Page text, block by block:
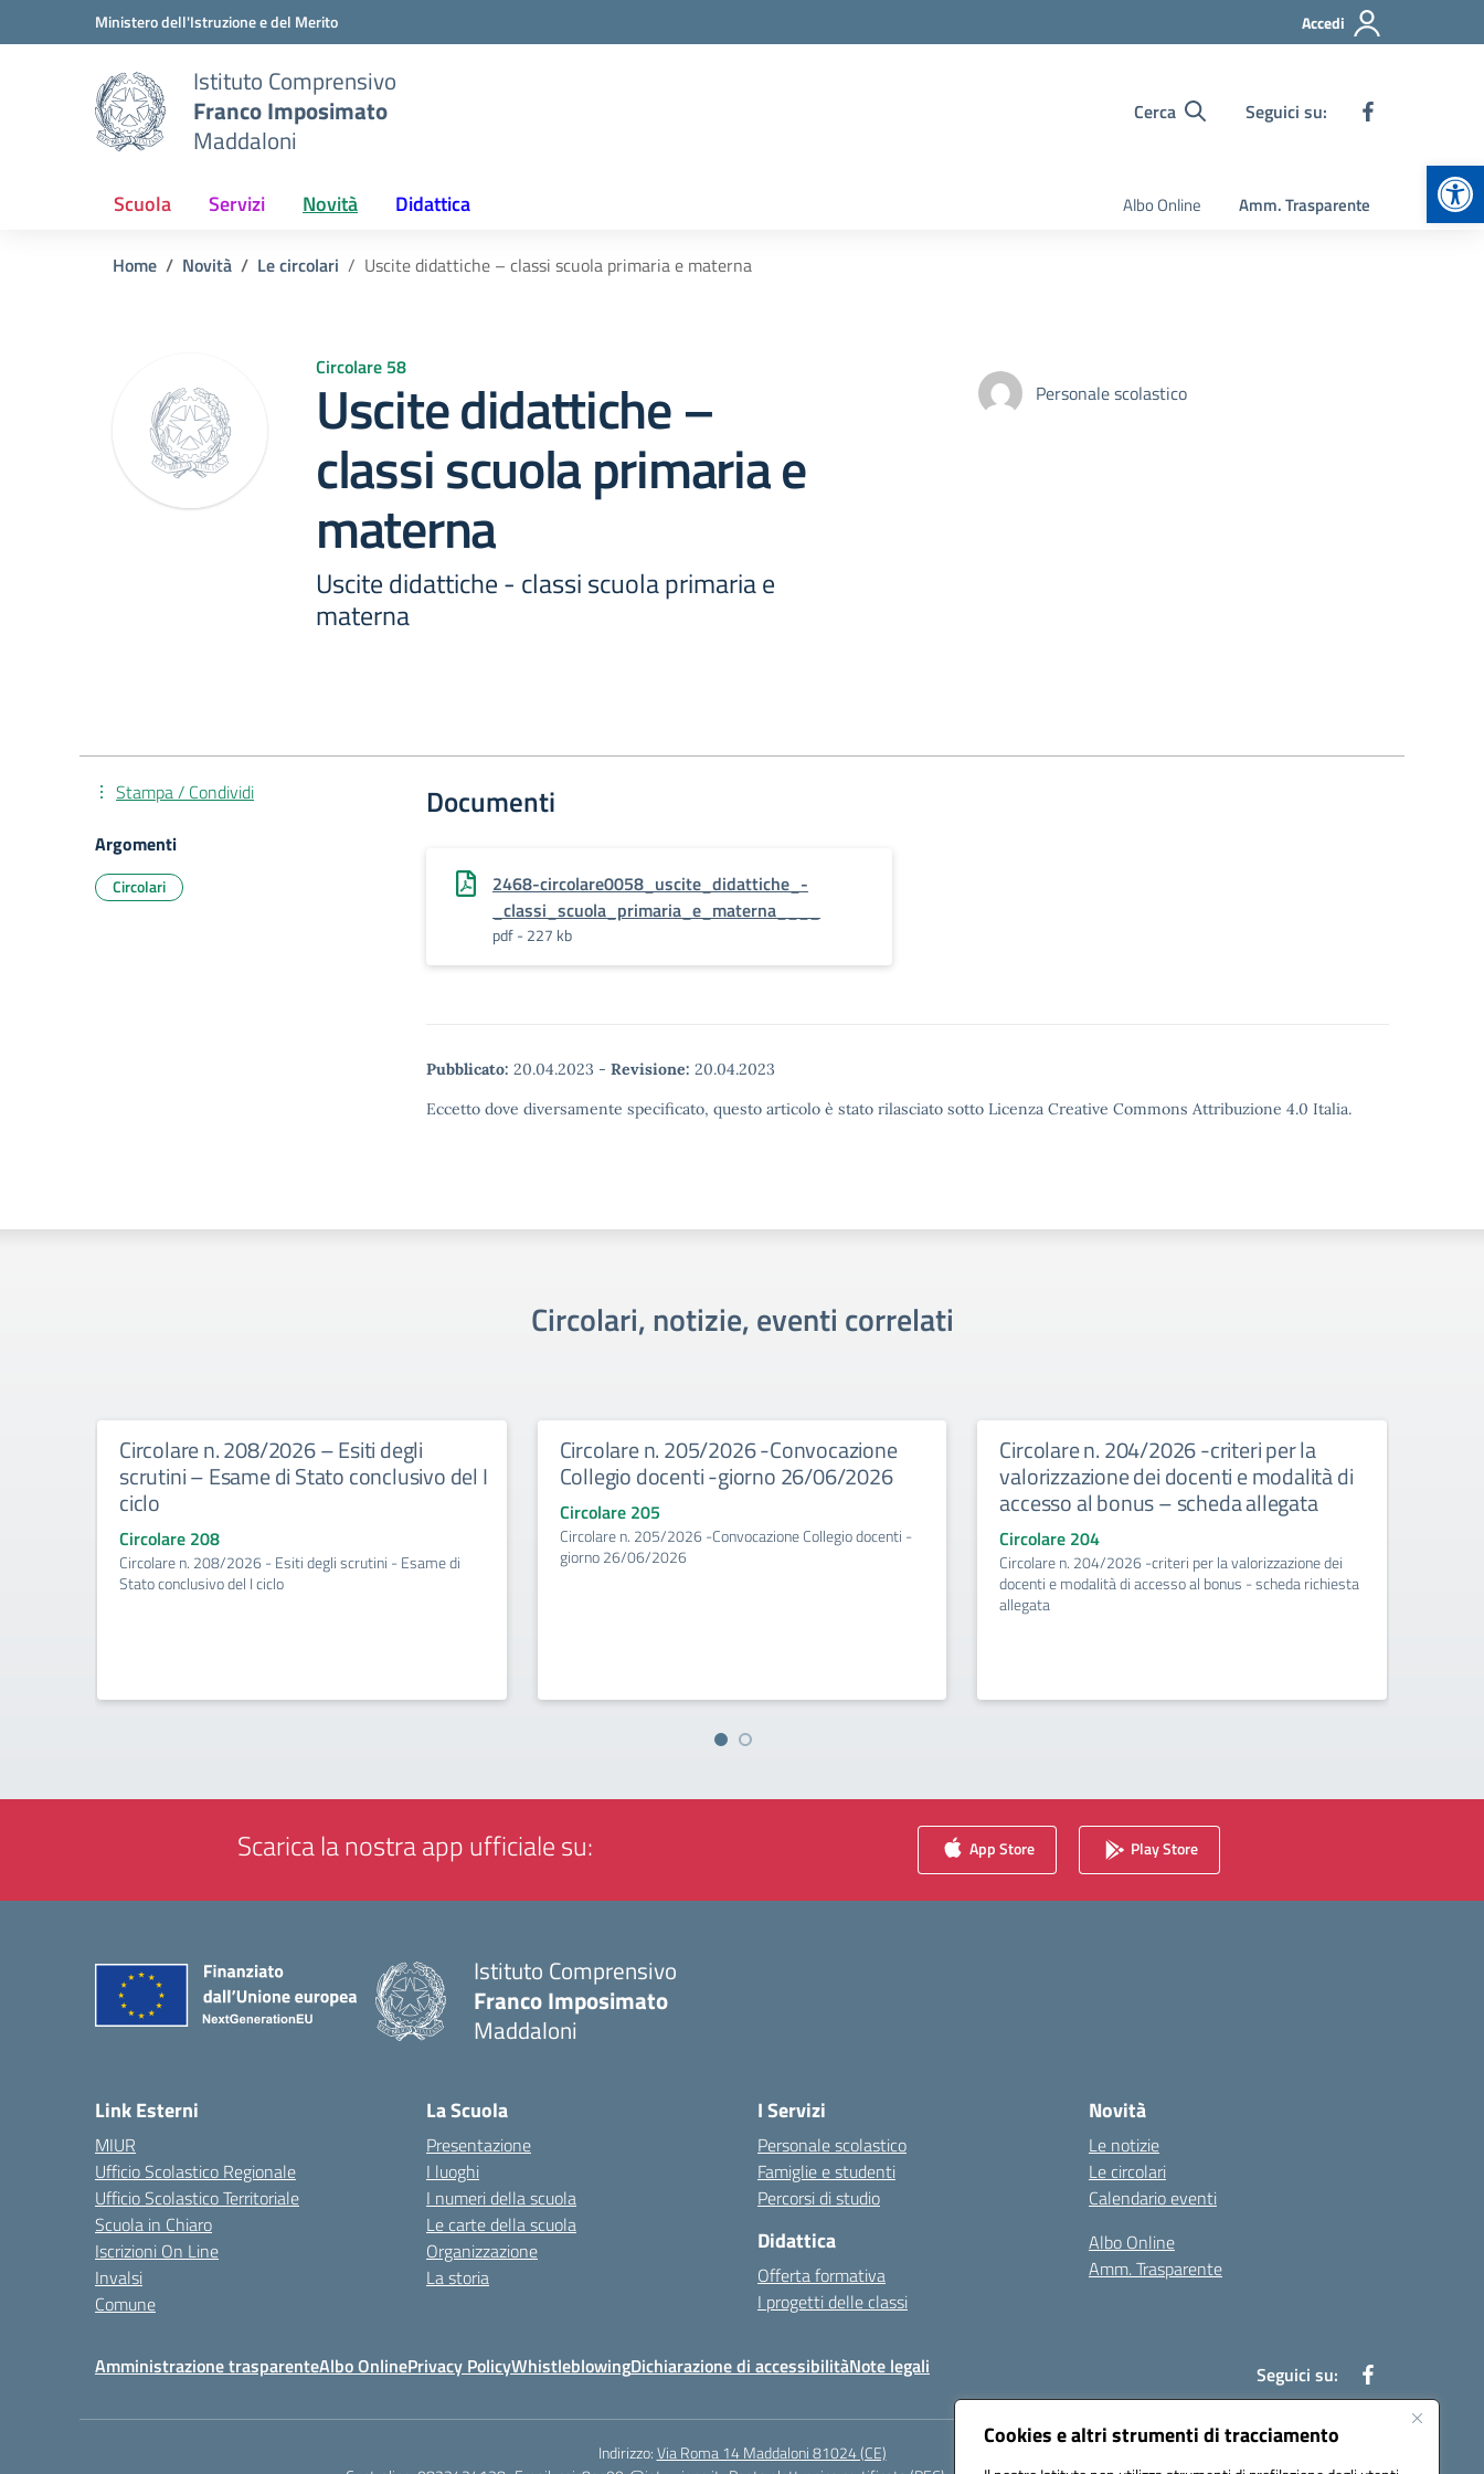
Cookies e altri strumenti di tracciamento
Vai ai contenuti
Vai al menu di navigazioneMinistero dell'Istruzione e del Merito Accedi
Istituto Comprensivo
Franco Imposimato
Maddaloni
Cerca Seguici su:
Scuola Servizi Novità Didattica Albo Online Amm. Trasparente
Home Novità Le circolari Uscite didattiche – classi scuola primaria e materna
Circolare 58
Uscite didattiche –
classi scuola primaria e
materna
Uscite didattiche - classi scuola primaria e
materna
Personale scolastico
Documenti
2468-circolare0058_uscite_didattiche_-
_classi_scuola_primaria_e_materna____
pdf - 227 kb
Pubblicato: 20.04.2023 - Revisione: 20.04.2023
Eccetto dove diversamente specificato, questo articolo è stato rilasciato sotto Licenza Creative Commons Attribuzione 4.0 Italia.
Stampa / Condividi
Argomenti
Circolari
Circolari, notizie, eventi correlati
Circolare n. 208/2026 – Esiti degli
scrutini – Esame di Stato conclusivo del I
ciclo
Circolare 208
Circolare n. 208/2026 - Esiti degli scrutini - Esame di
Stato conclusivo del I ciclo
Circolare n. 205/2026 -Convocazione
Collegio docenti -giorno 26/06/2026
Circolare 205
Circolare n. 205/2026 -Convocazione Collegio docenti -
giorno 26/06/2026
Circolare n. 204/2026 -criteri per la
valorizzazione dei docenti e modalità di
accesso al bonus – scheda allegata
Circolare 204
Circolare n. 204/2026 -criteri per la valorizzazione dei
docenti e modalità di accesso al bonus - scheda richiesta
allegata
Scarica la nostra app ufficiale su: App Store Play Store
Istituto Comprensivo
Franco Imposimato
Maddaloni
Link Esterni
MIUR
Ufficio Scolastico Regionale
Ufficio Scolastico Territoriale
Scuola in Chiaro
Iscrizioni On Line
Invalsi
Comune
La Scuola
Presentazione
I luoghi
I numeri della scuola
Le carte della scuola
Organizzazione
La storia
I Servizi
Personale scolastico
Famiglie e studenti
Percorsi di studio
Didattica
Offerta formativa
I progetti delle classi
Novità
Le notizie
Le circolari
Calendario eventi
Albo Online
Amm. Trasparente
Amministrazione trasparenteAlbo OnlinePrivacy PolicyWhistleblowingDichiarazione di accessibilitàNote legali Seguici su:
Indirizzo:Via Roma 14 Maddaloni 81024 (CE)